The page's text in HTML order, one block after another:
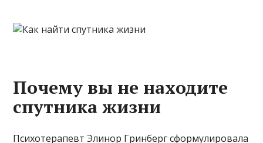
Почему вы не находите
спутника жизни
Психотерапевт Элинор Гринберг сформулировала